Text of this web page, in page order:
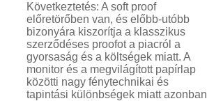
Következtetés: A soft proof
előretörőben van, és előbb-utóbb
bizonyára kiszorítja a klasszikus
szerződéses proofot a piacról a
gyorsaság és a költségek miatt. A
monitor és a megvilágított papírlap
közötti nagy fénytechnikai és
tapintási különbségek miatt azonban